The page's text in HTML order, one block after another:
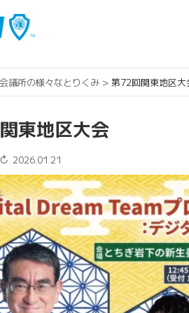
議所の様々なとりくみ > 第72回関東地区大
東地区大会
↻ 2026.01.21